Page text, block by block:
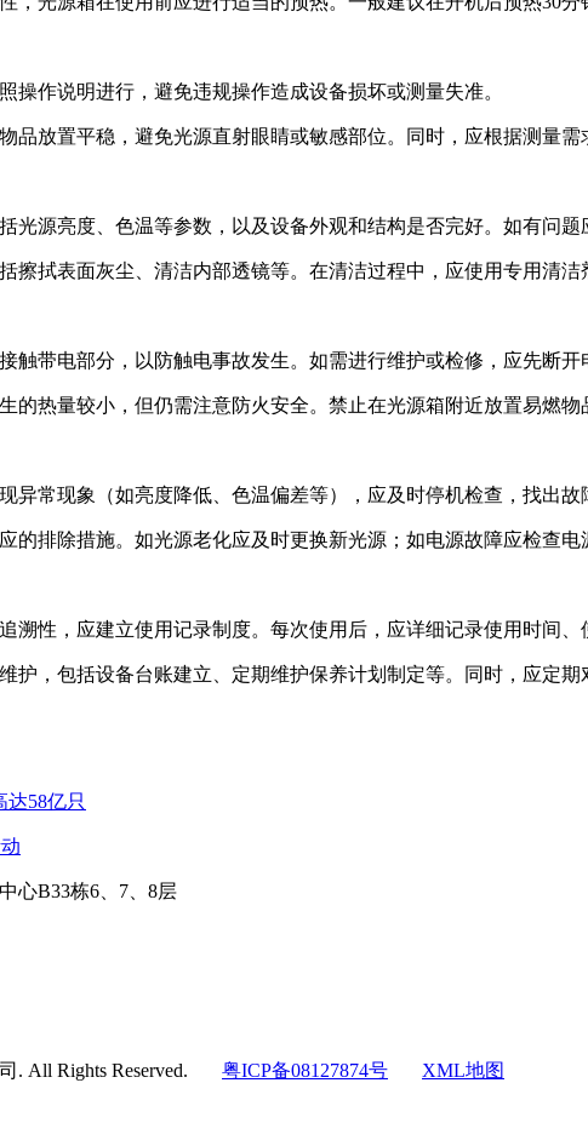
操作说明进行，避免违规操作造成设备损坏或测量失准。
品放置平稳，避免光源直射眼睛或敏感部位。同时，应根据测量
光源亮度、色温等参数，以及设备外观和结构是否完好。如有问题
擦拭表面灰尘、清洁内部透镜等。在清洁过程中，应使用专用清
触带电部分，以防触电事故发生。如需进行维护或检修，应先断开
的热量较小，但仍需注意防火安全。禁止在光源箱附近放置易燃物
异常现象（如亮度降低、色温偏差等），应及时停机检查，找出故
的排除措施。如光源老化应及时更换新光源；如电源故障应检查电
溯性，应建立使用记录制度。每次使用后，应详细记录使用时间
护，包括设备台账建立、定期维护保养计划制定等。同时，应定
达58亿只
心B33栋6、7、8层
. All Rights Reserved. 粤ICP备08127874号 XML地图